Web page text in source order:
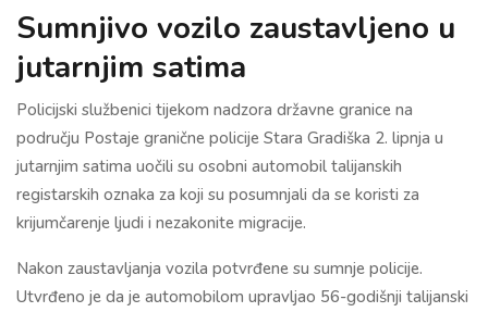
Sumnjivo vozilo zaustavljeno u
jutarnjim satima
Policijski službenici tijekom nadzora državne granice na
području Postaje granične policije Stara Gradiška 2. lipnja u
jutarnjim satima uočili su osobni automobil talijanskih
registarskih oznaka za koji su posumnjali da se koristi za
krijumčarenje ljudi i nezakonite migracije.
Nakon zaustavljanja vozila potvrđene su sumnje policije.
Utvrđeno je da je automobilom upravljao 56-godišnji talijanski